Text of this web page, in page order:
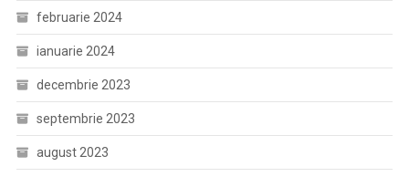
februarie 2024
ianuarie 2024
decembrie 2023
septembrie 2023
august 2023